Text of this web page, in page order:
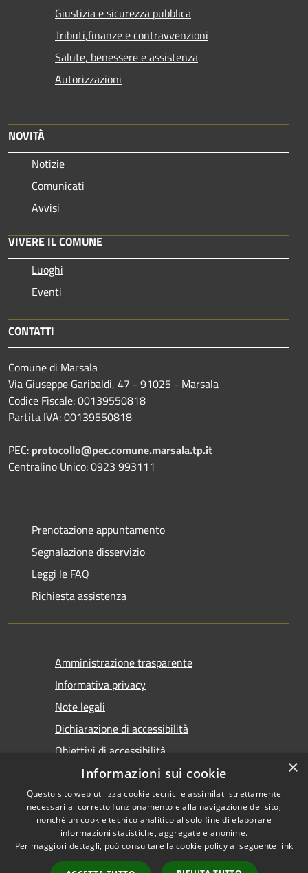
Giustizia e sicurezza pubblica
Tributi,finanze e contravvenzioni
Salute, benessere e assistenza
Autorizzazioni
NOVITÀ
Notizie
Comunicati
Avvisi
VIVERE IL COMUNE
Luoghi
Eventi
CONTATTI
Comune di Marsala
Via Giuseppe Garibaldi, 47 - 91025 - Marsala
Codice Fiscale: 00139550818
Partita IVA: 00139550818
PEC: protocollo@pec.comune.marsala.tp.it
Centralino Unico: 0923 993111
Prenotazione appuntamento
Segnalazione disservizio
Leggi le FAQ
Richiesta assistenza
Amministrazione trasparente
Informativa privacy
Note legali
Dichiarazione di accessibilità
Obiettivi di accessibilità
Accessibilità
Copyright © 2026 • Comune di
Marsala • Powered by
×
Informazioni sui cookie
Questo sito web utilizza cookie tecnici e assimilati strettamente
necessari al corretto funzionamento e alla navigazione del sito,
nonché un cookie tecnico analitico al solo fine di elaborare
informazioni statistiche, aggregate e anonime.
Per maggiori dettagli, può consultare la cookie policy al seguente link